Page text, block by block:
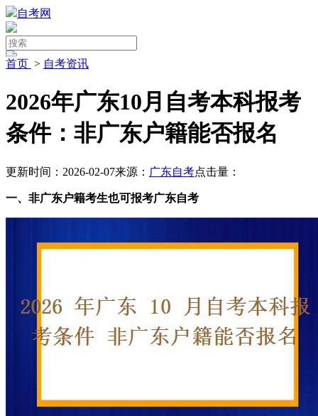
自考网
首页 > 自考资讯
2026年广东10月自考本科报考
条件：非广东户籍能否报名
更新时间：2026-02-07来源： 广东自考点击量：
一、非广东户籍考生也可报考广东自考